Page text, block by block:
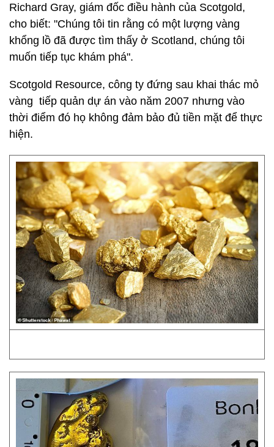
Richard Gray, giám đốc điều hành của Scotgold,
cho biết: "Chúng tôi tin rằng có một lượng vàng
khổng lồ đã được tìm thấy ở Scotland, chúng tôi
muốn tiếp tục khám phá".
Scotgold Resource, công ty đứng sau khai thác mỏ
vàng tiếp quản dự án vào năm 2007 nhưng vào
thời điểm đó họ không đảm bảo đủ tiền mặt để thực
hiện.